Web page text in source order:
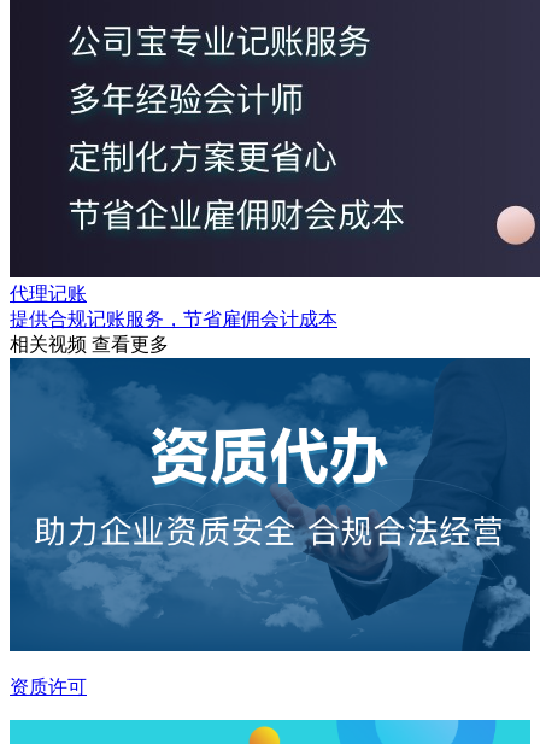
代理记账
提供合规记账服务，节省雇佣会计成本
相关视频 查看更多
资质许可